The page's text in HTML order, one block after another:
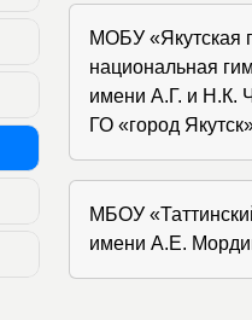
МОБУ «Якутская
национальная
имени А.Г. и Н.К.
ГО «город
МБОУ
имени А.Е.